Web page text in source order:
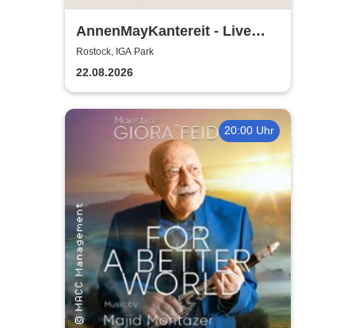
AnnenMayKantereit - Live
2026
Rostock, IGA Park
22.08.2026
20:00 Uhr